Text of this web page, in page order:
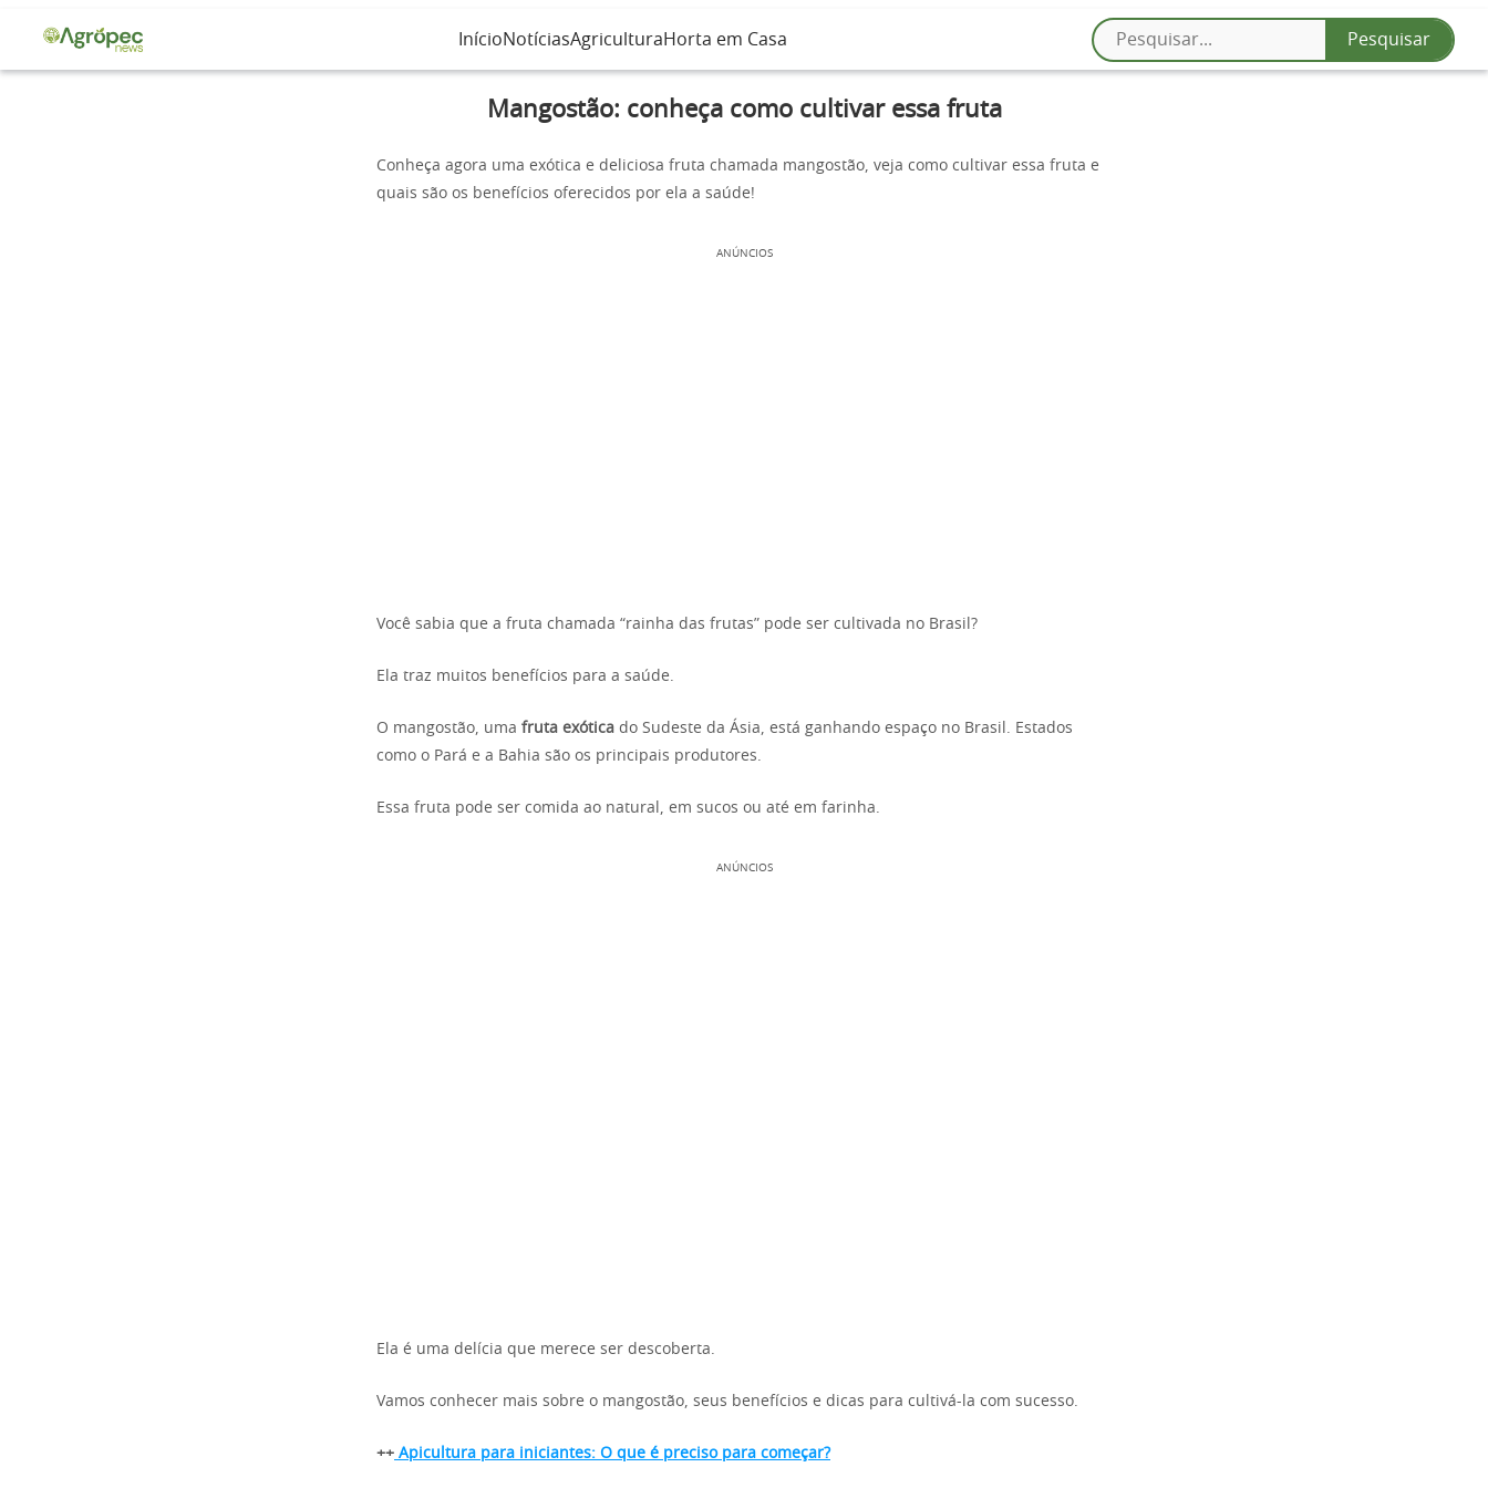
InícioNotíciasAgricultura Horta em Casa
Mangostão: conheça como cultivar essa fruta
Conheça agora uma exótica e deliciosa fruta chamada mangostão, veja como cultivar essa fruta e
quais são os benefícios oferecidos por ela a saúde!
ANÚNCIOS
Você sabia que a fruta chamada “rainha das frutas” pode ser cultivada no Brasil?
Ela traz muitos benefícios para a saúde.
O mangostão, uma fruta exótica do Sudeste da Ásia, está ganhando espaço no Brasil. Estados
como o Pará e a Bahia são os principais produtores.
Essa fruta pode ser comida ao natural, em sucos ou até em farinha.
ANÚNCIOS
Ela é uma delícia que merece ser descoberta.
Vamos conhecer mais sobre o mangostão, seus benefícios e dicas para cultivá-la com sucesso.
++ Apicultura para iniciantes: O que é preciso para começar?